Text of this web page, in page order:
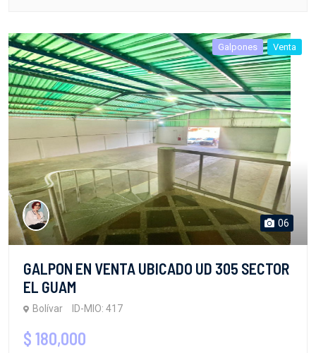
Galpones Venta
06
GALPON EN VENTA UBICADO UD 305 SECTOR
EL GUAM
Bolívar ID-MIO: 417
$ 180,000